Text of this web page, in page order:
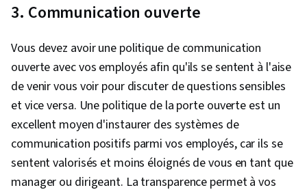
3. Communication ouverte
Vous devez avoir une politique de communication
ouverte avec vos employés afin qu'ils se sentent à l'aise
de venir vous voir pour discuter de questions sensibles
et vice versa. Une politique de la porte ouverte est un
excellent moyen d'instaurer des systèmes de
communication positifs parmi vos employés, car ils se
sentent valorisés et moins éloignés de vous en tant que
manager ou dirigeant. La transparence permet à vos